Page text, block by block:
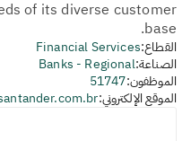
of its diverse customer
base.
القطاع:Financial Services
الصناعة:Banks - Regional
الموظفون:51747
الموقع الإلكتروني: